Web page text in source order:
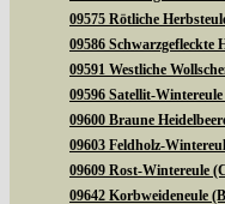
09575 Rötliche
09586 Schwarzgefleckte
09591 Westliche
09596 Satellit-
09600 Braune
09603 Feldholz-
09609 Rost-Wintereule
09642 Korbweideneule